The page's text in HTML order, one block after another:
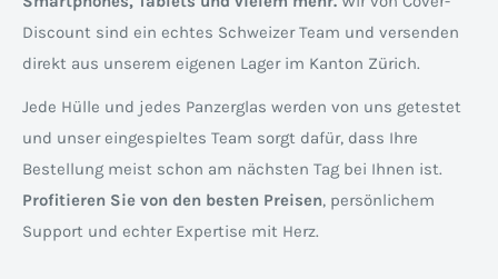
Discount sind ein echtes Schweizer Team und versenden
direkt aus unserem eigenen Lager im Kanton Zürich.
Jede Hülle und jedes Panzerglas werden von uns getestet
und unser eingespieltes Team sorgt dafür, dass Ihre
Bestellung meist schon am nächsten Tag bei Ihnen ist.
Profitieren Sie von den besten Preisen, persönlichem
Support und echter Expertise mit Herz.